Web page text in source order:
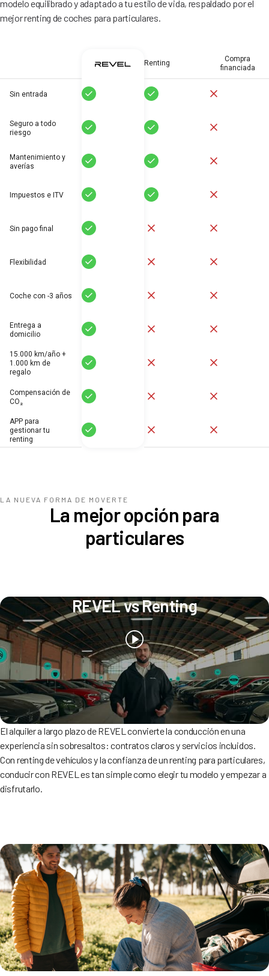
modelo equilibrado y adaptado a tu estilo de vida, respaldado por el
mejor renting de coches para particulares.
Renting
Compra
financiada
Sin entrada Sí Sí
Seguro a todo
riesgo
Sí Sí
Mantenimiento y
averías
Sí Sí
Impuestos e ITV Sí Sí
Sin pago final Sí
Flexibilidad Sí
Coche con -3 años Sí
Entrega a
domicilio
Sí
15.000 km/año +
1.000 km de
regalo
Sí
Compensación de
CO₂
Sí
APP para
gestionar tu
renting
Sí
LA NUEVA FORMA DE MOVERTE
La mejor opción para
particulares
REVEL vs Renting
El alquiler a largo plazo de REVEL convierte la conducción en una
experiencia sin sobresaltos: contratos claros y servicios incluidos.
Con renting de vehículos y la confianza de un renting para particulares,
conducir con REVEL es tan simple como elegir tu modelo y empezar a
disfrutarlo.